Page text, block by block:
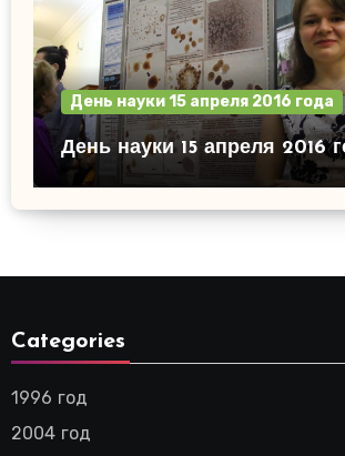
День науки 15 апреля 2016 года
День науки 15 апреля 2016
Categories
1996 год
2004 год